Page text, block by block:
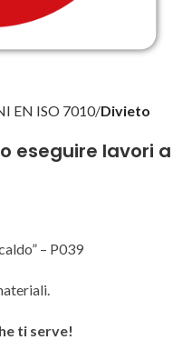
EN ISO 7010 Divieto
eseguire lavori a
– P039
ti serve!